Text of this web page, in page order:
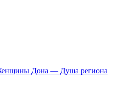
Дона — Душа региона